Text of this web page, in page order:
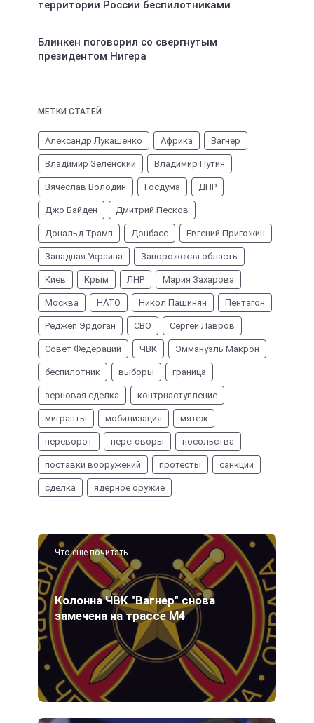
территории России беспилотниками
Блинкен поговорил со свергнутым
президентом Нигера
МЕТКИ СТАТЕЙ
Александр Лукашенко Африка Вагнер
Владимир Зеленский Владимир Путин
Вячеслав Володин Госдума ДНР
Джо Байден Дмитрий Песков
Дональд Трамп Донбасс Евгений Пригожин
Западная Украина Запорожская область
Киев Крым ЛНР Мария Захарова
Москва НАТО Никол Пашинян Пентагон
Реджеп Эрдоган СВО Сергей Лавров
Совет Федерации ЧВК Эммануэль Макрон
беспилотник выборы граница
зерновая сделка контрнаступление
мигранты мобилизация мятеж
переворот переговоры посольства
поставки вооружений протесты санкции
сделка ядерное оружие
Что еще почитать
Колонна ЧВК "Вагнер" снова
замечена на трассе М4